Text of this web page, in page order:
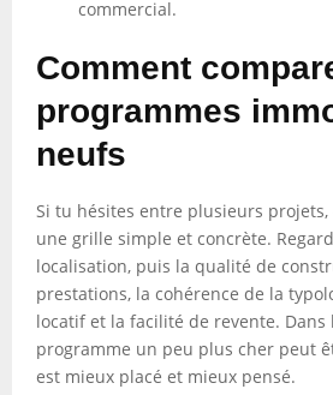
commercial.
Comment
programmes
neufs
Si tu hésites entre plusieurs projets,
une grille simple et concrète.
localisation, puis la qualité de
prestations, la cohérence de la
locatif et la facilité de revente.
programme un peu plus cher peut
est mieux placé et mieux pensé.